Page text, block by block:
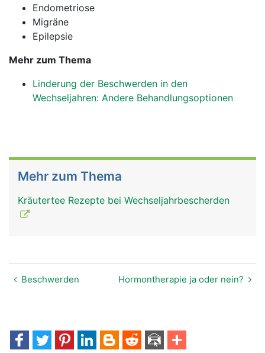
Endometriose
Migräne
Epilepsie
Mehr zum Thema
Linderung der Beschwerden in den
Wechseljahren: Andere Behandlungsoptionen
Mehr zum Thema
Kräutertee Rezepte bei Wechseljahrbescherden
Beschwerden Hormontherapie ja oder nein?